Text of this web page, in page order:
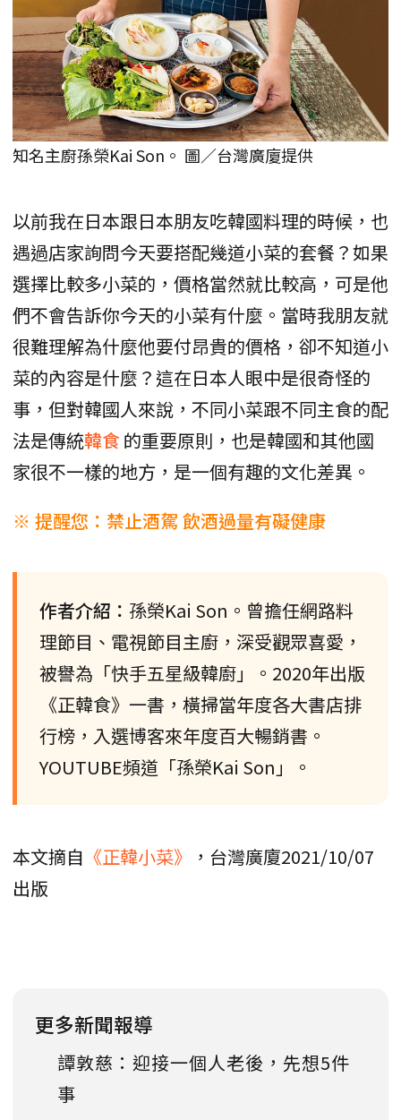
知名主廚孫榮Kai Son。 圖／台灣廣廈提供
以前我在日本跟日本朋友吃韓國料理的時候，也
遇過店家詢問今天要搭配幾道小菜的套餐？如果
選擇比較多小菜的，價格當然就比較高，可是他
們不會告訴你今天的小菜有什麼。當時我朋友就
很難理解為什麼他要付昂貴的價格，卻不知道小
菜的內容是什麼？這在日本人眼中是很奇怪的
事，但對韓國人來說，不同小菜跟不同主食的配
法是傳統韓食的重要原則，也是韓國和其他國
家很不一樣的地方，是一個有趣的文化差異。
※ 提醒您：禁止酒駕 飲酒過量有礙健康
作者介紹： 孫榮Kai Son。曾擔任網路料
理節目、電視節目主廚，深受觀眾喜愛，
被譽為「快手五星級韓廚」。2020年出版
《正韓食》一書，橫掃當年度各大書店排
行榜，入選博客來年度百大暢銷書。
YOUTUBE頻道「孫榮Kai Son」。
本文摘自 《正韓小菜》
，台灣廣廈2021/10/07
出版
更多新聞報導
譚敦慈：迎接一個人老後，先想5件
事